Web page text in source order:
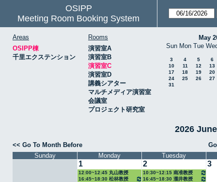
OSIPP
Meeting Room Booking System
Areas
OSIPP棟
千里エクステンション
Rooms
演習室A
演習室B
演習室C
演習室D
講義シアター
マルチメディア演習室
会議室
プロジェクト研究室
May
Sun Mon Tue
3 4 5
6
10
11 12
13
17
18 19
20
24
25 26
27
31
2026
<< Go To Month Before
Sunday
Monday Tuesday
1
12:00~12:45 丸山教授
16:45~18:30 松林教授
2
10:30~12:15 南准教授
16:45~18:30 瀧井教授
3